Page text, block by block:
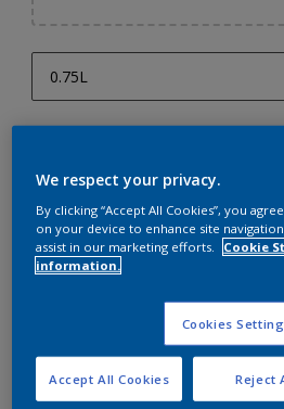
0.75L
5L
Προσθήκη στο
We respect your privacy.
By clicking “Accept All Cookies”, you
on your device to enhance site
assist in our marketing efforts.
Cookie
information.
Cookies
Reject
Accept All Cookies